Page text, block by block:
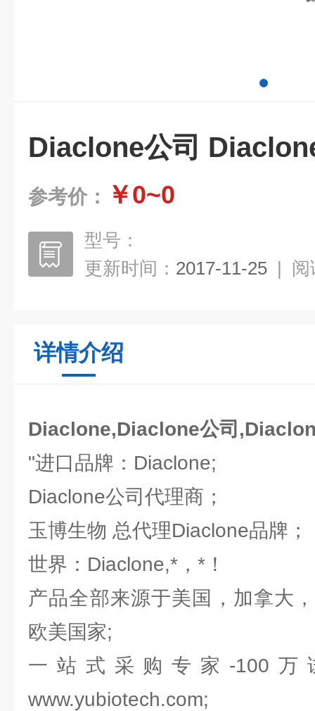
Diaclone公司
参考价： ￥0~0
型号：
更新时间： 2017-11-25 | 阅
详情介绍
Diaclone,Diaclone公司
"进口品牌：Diaclone;
Diaclone公司代理商；
玉博生物 总代理Diaclone品牌
世界：Diaclone,*，*！
产品全部来源于美国，加拿大
欧美国家;
一站式采购专家-100万
www.yubiotech.com;